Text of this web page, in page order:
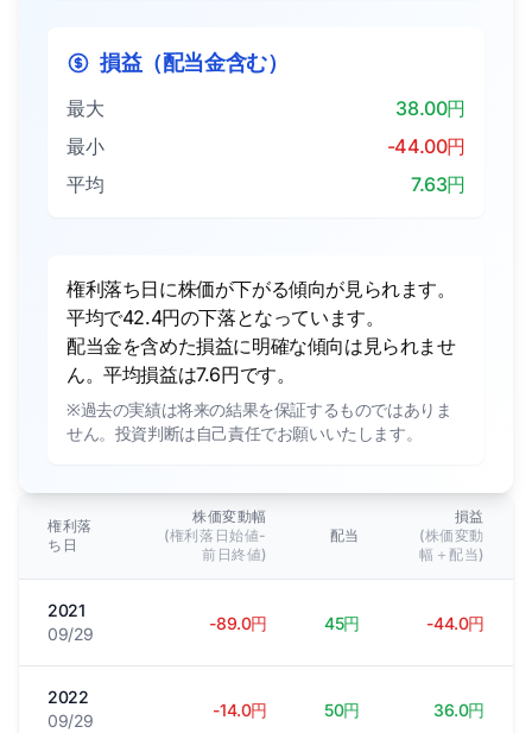
損益（配当金含む）
最大
38.00円
最小
-44.00円
平均
7.63円
権利落ち日に株価が下がる傾向が見られます。
平均で42.4円の下落となっています。
配当金を含めた損益に明確な傾向は見られませ
ん。平均損益は7.6円です。
※過去の実績は将来の結果を保証するものではありま
せん。投資判断は自己責任でお願いいたします。
権利落
ち日
株価変動幅
(権利落日始値-
前日終値)
配当
損益
(株価変動
幅＋配当)
2021
09/29
-89.0円 45円 -44.0円
2022
09/29
-14.0円 50円 36.0円